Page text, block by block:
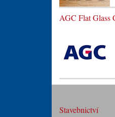
AGC Flat Glass
Stavebnictví